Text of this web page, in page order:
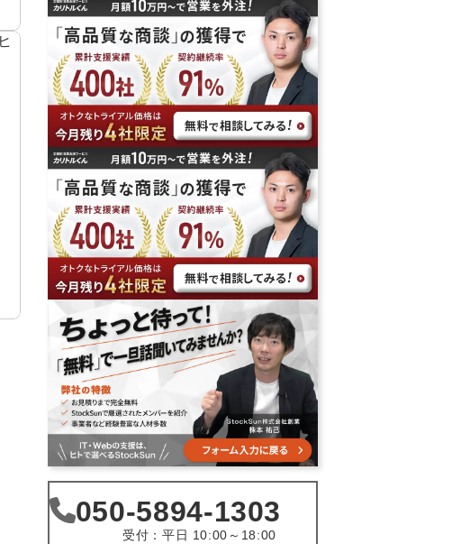
050-5894-1303
受付：平日 10:00～18:00